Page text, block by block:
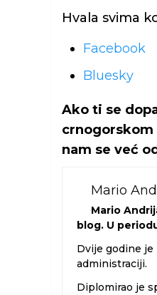
Hvala svima
Share
post
"Vojin
Jeknić:
FSCG
sumnje
potvrdio
nevinost,
najavio
tužbe
Facebook
Bluesky
Ako ti se
crnogorskom
nam se već
Mario
Mario
blog. U
Dvije godine
administraciji.
Diplomirao je